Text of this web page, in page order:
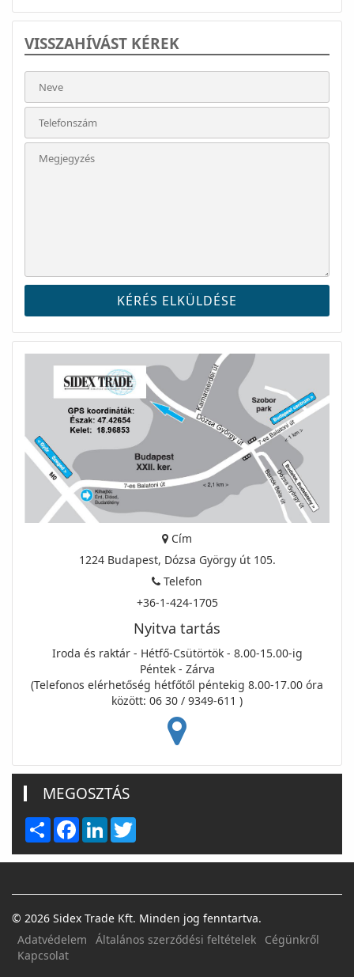
VISSZAHÍVÁST KÉREK
Cím
1224 Budapest, Dózsa György út 105.
Telefon
+36-1-424-1705
Nyitva tartás
Iroda és raktár - Hétfő-Csütörtök - 8.00-15.00-ig
Péntek - Zárva
(Telefonos elérhetőség hétfőtől péntekig 8.00-17.00 óra
között: 06 30 / 9349-611 )
MEGOSZTÁS
Share FacebookLinkedIn
© 2026 Sidex Trade Kft. Minden jog fenntartva.
Adatvédelem
Általános szerződési feltételek
Cégünkről
Kapcsolat